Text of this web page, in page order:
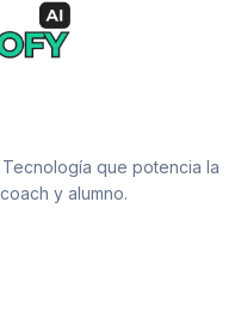
que potencia la
y alumno.